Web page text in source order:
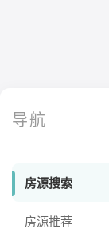
导航
房源搜索
房源推荐